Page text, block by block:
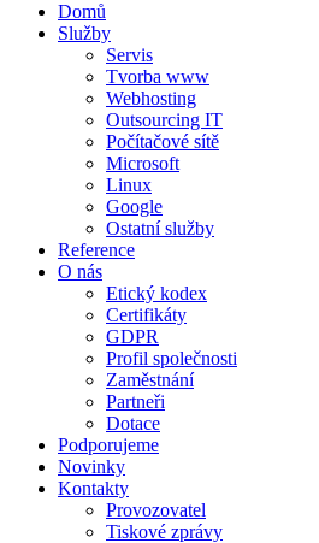
Domů
Služby
Servis
Tvorba www
Webhosting
Outsourcing IT
Počítačové sítě
Microsoft
Linux
Google
Ostatní služby
Reference
O nás
Etický kodex
Certifikáty
GDPR
Profil společnosti
Zaměstnání
Partneři
Dotace
Podporujeme
Novinky
Kontakty
Provozovatel
Tiskové zprávy